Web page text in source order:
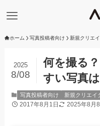
ホーム 写真投稿者向け 新規クリエ
何を撮る
すい写真
2025
8/08
写真投稿者向け 新規クリエイ
2017年8月1日 2025年8月8